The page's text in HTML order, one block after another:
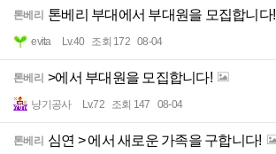
톤베리 톤베리 부대에서 부대원을 모집합니다!
evita Lv.40 조회 172 08-04
톤베리 >에서 부대원을 모집합니다!
냥기공사 Lv.72 조회 147 08-04
톤베리 심연 > 에서 새로운 가족을 구합니다!